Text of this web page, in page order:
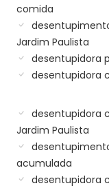
comida
Jardim Paulista
desentupidora
desentupidora
desentupidora
Jardim Paulista
acumulada
desentupidora